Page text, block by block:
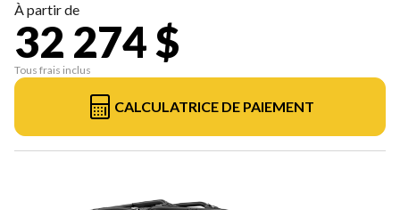
À partir de
32 274 $
Tous frais inclus
CALCULATRICE DE PAIEMENT